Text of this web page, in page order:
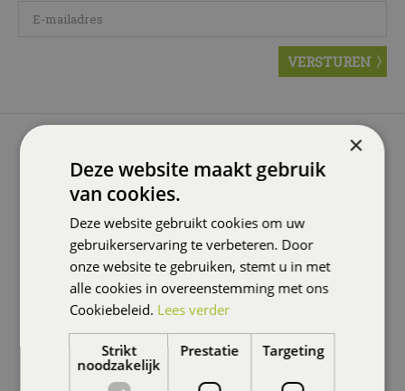
Groencentrum Brugge
Zandstraat 374
WIJ ACCEPTEREN OOK:
×
Deze website maakt gebruik
van cookies.
Deze website gebruikt cookies om uw
gebruikerservaring te verbeteren. Door
onze website te gebruiken, stemt u in met
alle cookies in overeenstemming met ons
Cookiebeleid. Lees verder
Strikt
noodzakelijk
Prestatie Targeting